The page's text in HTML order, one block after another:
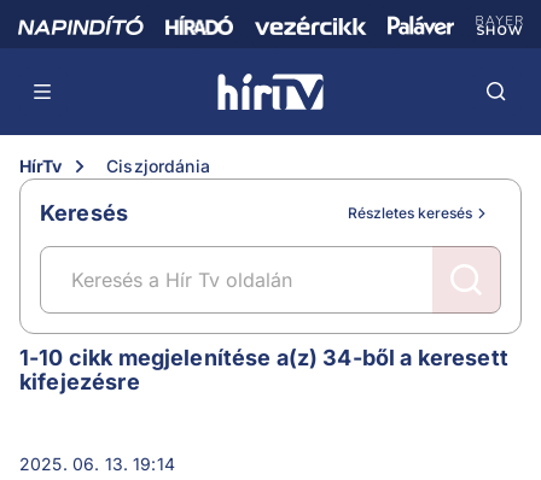
HírTv Ciszjordánia
Keresés Részletes keresés
Ciszjordánia
1-10 cikk megjelenítése a(z) 34-ből a keresett
kifejezésre
2025. 06. 13. 19:14